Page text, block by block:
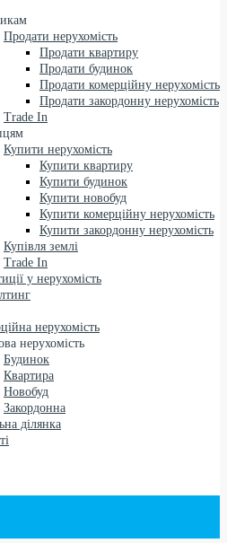
Продати нерухомість
Продати квартиру
Продати будинок
Продати комерційну нерухомість
Продати закордонну нерухомість
Trade In
Купити нерухомість
Купити квартиру
Купити будинок
Купити новобуд
Купити комерційну нерухомість
Купити закордонну нерухомість
Купівля землі
Trade In
у нерухомість
нерухомість
нерухомість
Будинок
Квартира
Новобуд
Закордонна
ділянка